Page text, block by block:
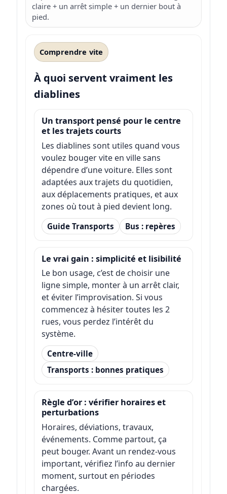
claire + un arrêt simple + un dernier bout à
pied.
Comprendre vite
À quoi servent vraiment les
diablines
Un transport pensé pour le centre
et les trajets courts
Les diablines sont utiles quand vous
voulez bouger vite en ville sans
dépendre d’une voiture. Elles sont
adaptées aux trajets du quotidien,
aux déplacements pratiques, et aux
zones où tout à pied devient long.
Guide Transports Bus : repères
Le vrai gain : simplicité et lisibilité
Le bon usage, c’est de choisir une
ligne simple, monter à un arrêt clair,
et éviter l’improvisation. Si vous
commencez à hésiter toutes les 2
rues, vous perdez l’intérêt du
système.
Centre-ville
Transports : bonnes pratiques
Règle d’or : vérifier horaires et
perturbations
Horaires, déviations, travaux,
événements. Comme partout, ça
peut bouger. Avant un rendez-vous
important, vérifiez l’info au dernier
moment, surtout en périodes
chargées.